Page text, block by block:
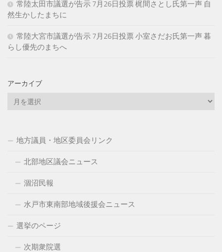
常陸太田市議選が告示 7月26日投票 梶間さとし氏第一声 自
然生かしたまちに
常陸大宮市議選が告示 7月26日投票 小室さだお氏第一声 暮
らし優先のまちへ
アーカイブ
地方議員・地区委員会リンク
北部地区議会ニュース
涸沼民報
水戸市東南部地域後援会ニュース
選挙のページ
次期衆院選